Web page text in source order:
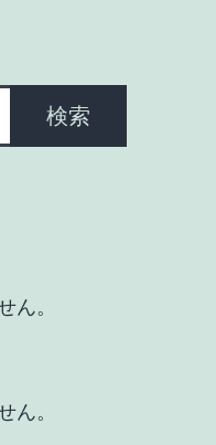
検索
ん。
ん。